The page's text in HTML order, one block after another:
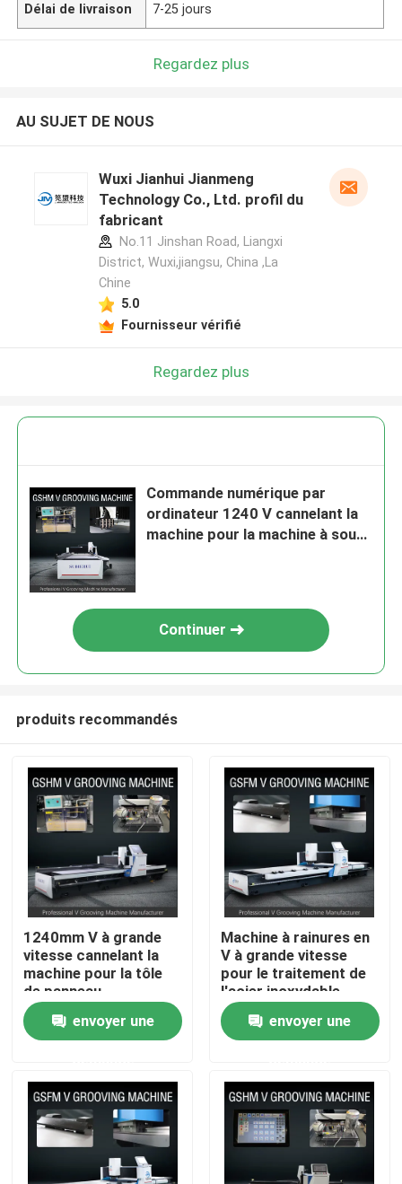
Accueil
A propos de nous
Contacts
Produits
Vidéos
Délai de livraison 7-25 jours
Regardez plus
AU SUJET DE NOUS
Wuxi Jianhui Jianmeng
Technology Co., Ltd. profil du
fabricant
No.11 Jinshan Road, Liangxi
District, Wuxi,jiangsu, China ,La
Chine
5.0
Fournisseur vérifié
Regardez plus
Commande numérique par
ordinateur 1240 V cannelant la
machine pour la machine à sous
Continuer
produits recommandés
1240mm V à grande
vitesse cannelant la
machine pour la tôle
de panneau
d'ascenseur cannelant
la machineenvoyer une
Machine à rainures en
V à grande vitesse
pour le traitement de
l'acier inoxydable
envoyer une